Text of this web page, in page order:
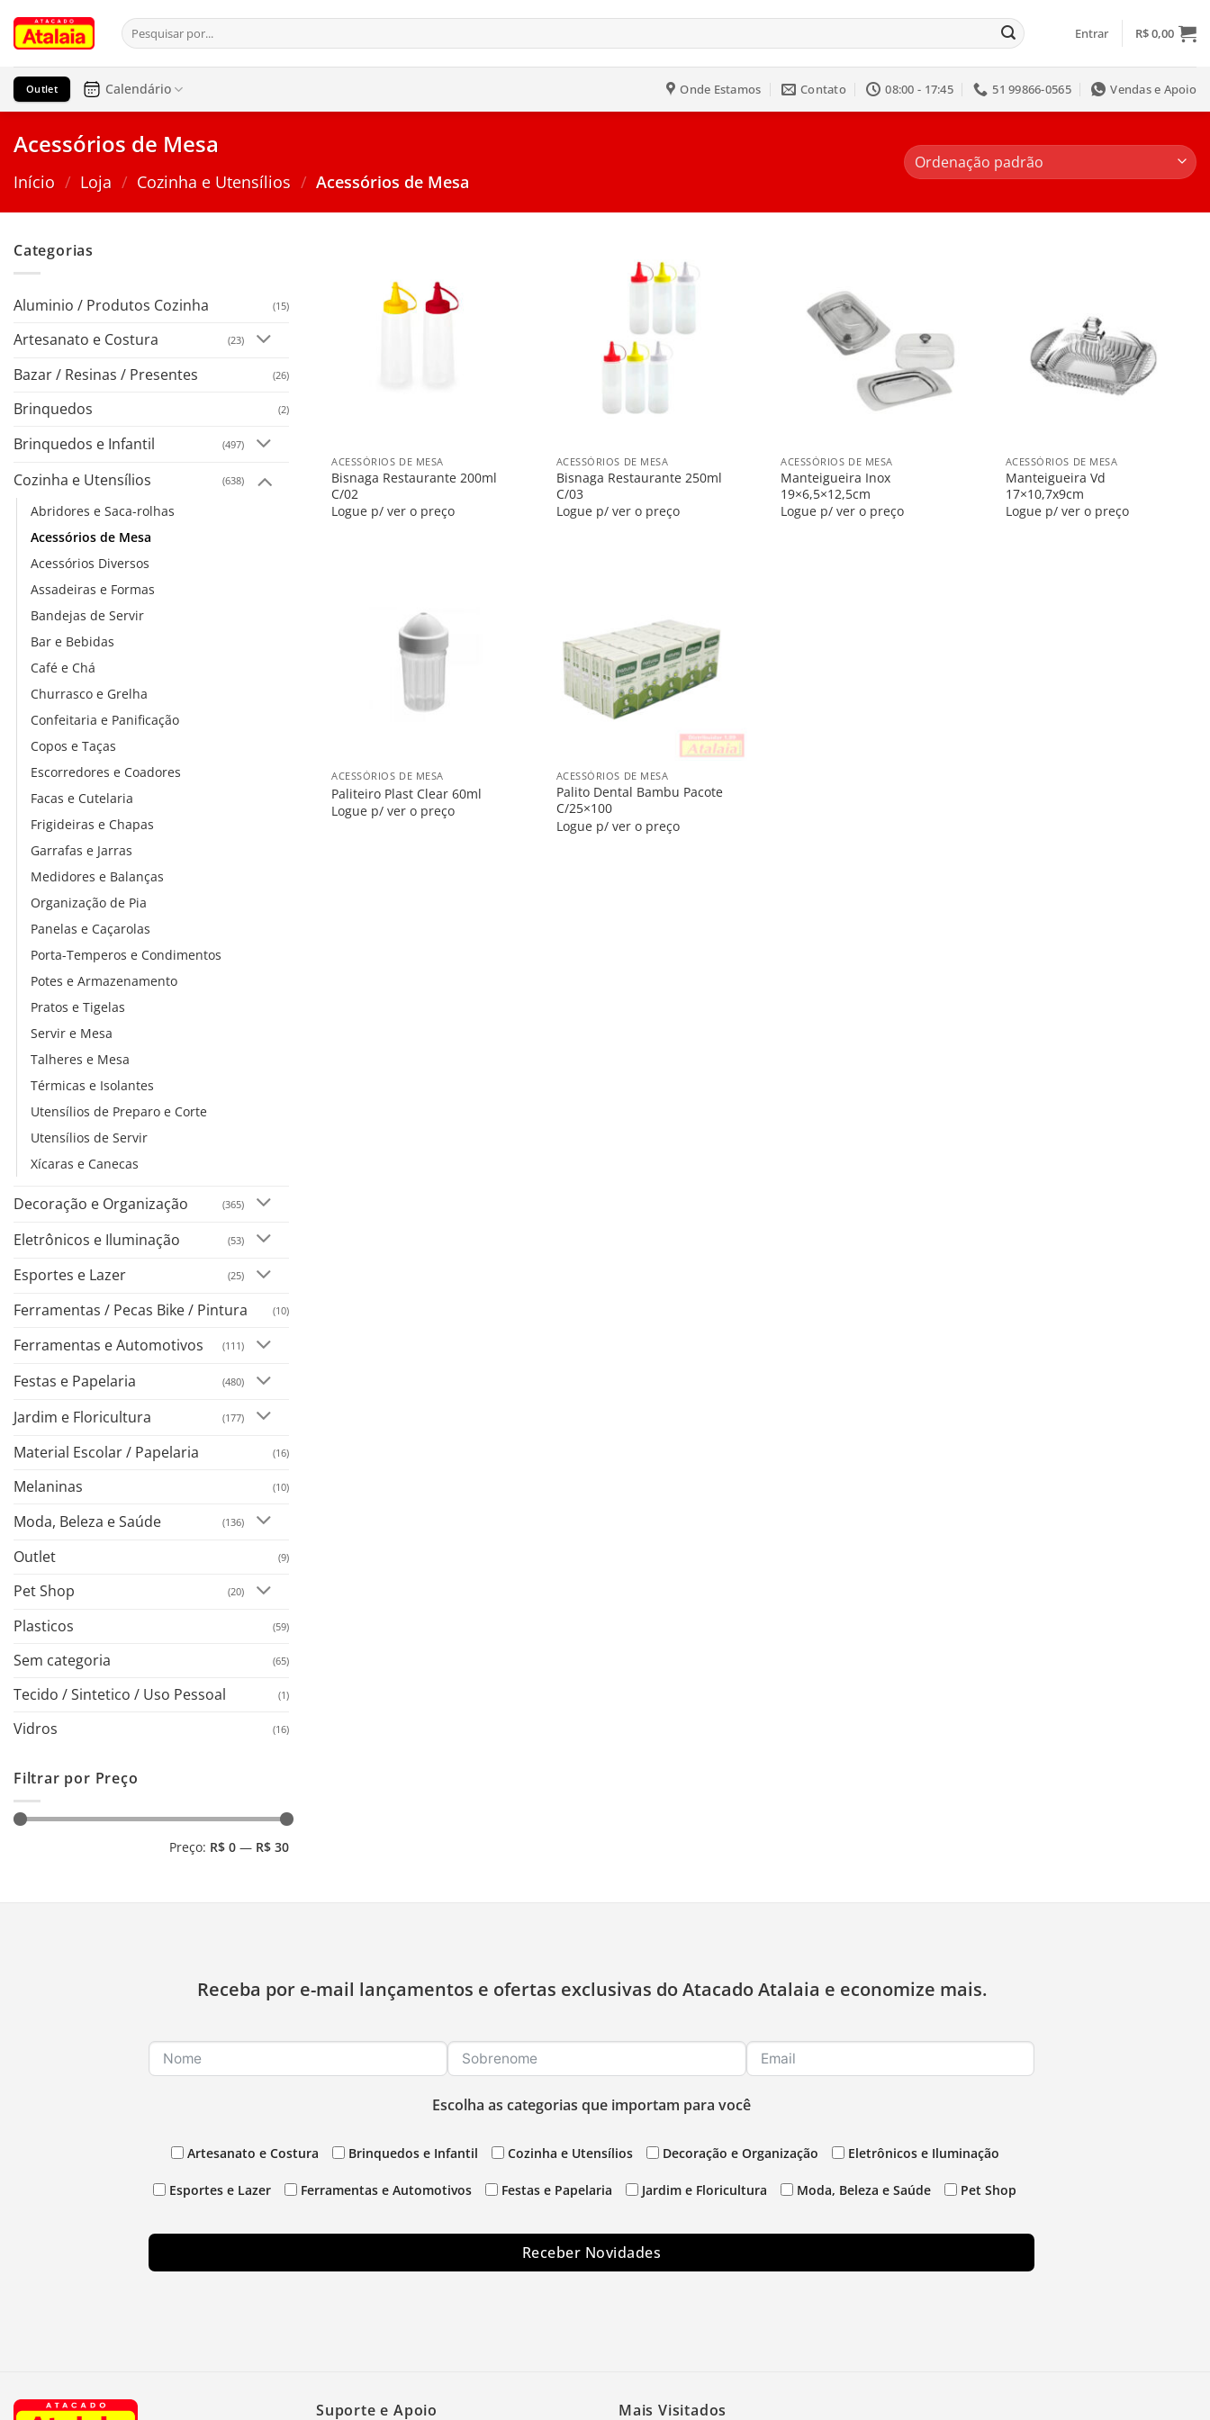
para
conteúdo
Pesquisar
por:
Entrar R$0,00
Outlet Calendário Onde Estamos Contato 08:00 - 17:45 51 99866-0565 Vendas e Apoio
Acessórios de Mesa
Início / Loja / Cozinha e Utensílios / Acessórios de Mesa
Categorias
Aluminio / Produtos Cozinha (15)
Artesanato e Costura (23)
Bazar / Resinas / Presentes (26)
Brinquedos (2)
Brinquedos e Infantil (497)
Cozinha e Utensílios (638)
Abridores e Saca-rolhas
Acessórios de Mesa
Acessórios Diversos
Assadeiras e Formas
Bandejas de Servir
Bar e Bebidas
Café e Chá
Churrasco e Grelha
Confeitaria e Panificação
Copos e Taças
Escorredores e Coadores
Facas e Cutelaria
Frigideiras e Chapas
Garrafas e Jarras
Medidores e Balanças
Organização de Pia
Panelas e Caçarolas
Porta-Temperos e Condimentos
Potes e Armazenamento
Pratos e Tigelas
Servir e Mesa
Talheres e Mesa
Térmicas e Isolantes
Utensílios de Preparo e Corte
Utensílios de Servir
Xícaras e Canecas
Decoração e Organização (365)
Eletrônicos e Iluminação (53)
Esportes e Lazer (25)
Ferramentas / Pecas Bike / Pintura (10)
Ferramentas e Automotivos (111)
Festas e Papelaria (480)
Jardim e Floricultura (177)
Material Escolar / Papelaria (16)
Melaninas (10)
Moda, Beleza e Saúde (136)
Outlet (9)
Pet Shop (20)
Plasticos (59)
Sem categoria (65)
Tecido / Sintetico / Uso Pessoal (1)
Vidros (16)
Filtrar por Preço
Preço: R$ 0 — R$ 30
ACESSÓRIOS DE MESA
Bisnaga Restaurante 200ml
C/02
Logue p/ ver o preço
ACESSÓRIOS DE MESA
Bisnaga Restaurante 250ml
C/03
Logue p/ ver o preço
ACESSÓRIOS DE MESA
Manteigueira Inox
19×6,5×12,5cm
Logue p/ ver o preço
ACESSÓRIOS DE MESA
Manteigueira Vd
17×10,7x9cm
Logue p/ ver o preço
ACESSÓRIOS DE MESA
Paliteiro Plast Clear 60ml
Logue p/ ver o preço
Lista
ACESSÓRIOS DE MESA
Palito Dental Bambu Pacote
C/25×100
Logue p/ ver o preço
Receba por e-mail lançamentos e ofertas exclusivas do Atacado Atalaia e economize mais.
Escolha as categorias que importam para você
Artesanato e Costura Brinquedos e Infantil Cozinha e Utensílios Decoração e Organização Eletrônicos e Iluminação
Esportes e Lazer Ferramentas e Automotivos Festas e Papelaria Jardim e Floricultura Moda, Beleza e Saúde Pet Shop
Receber Novidades
Suporte e Apoio Mais Visitados